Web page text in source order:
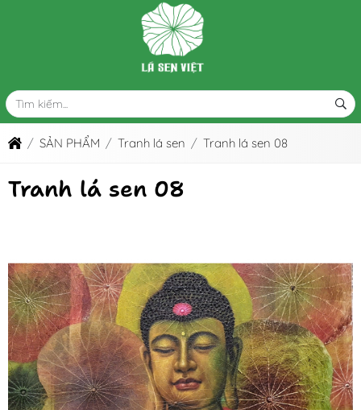
SẢN PHẨM Tranh lá sen Tranh lá sen 08
Tranh lá sen 08